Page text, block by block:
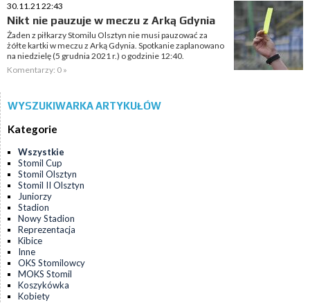
30.11.21 22:43
Nikt nie pauzuje w meczu z Arką Gdynia
Żaden z piłkarzy Stomilu Olsztyn nie musi pauzować za
żółte kartki w meczu z Arką Gdynia. Spotkanie zaplanowano
na niedzielę (5 grudnia 2021 r.) o godzinie 12:40.
Komentarzy: 0 »
WYSZUKIWARKA ARTYKUŁÓW
Kategorie
Wszystkie
Stomil Cup
Stomil Olsztyn
Stomil II Olsztyn
Juniorzy
Stadion
Nowy Stadion
Reprezentacja
Kibice
Inne
OKS Stomilowcy
MOKS Stomil
Koszykówka
Kobiety